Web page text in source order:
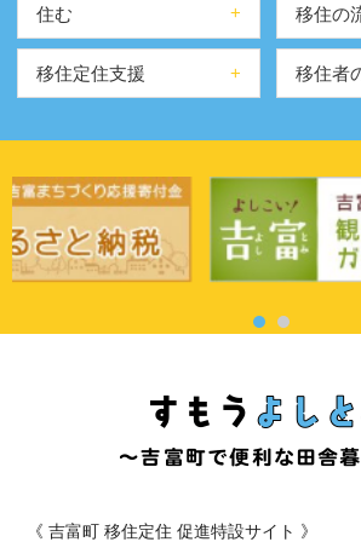
住む 移住の
移住定住支援 移住者
《吉富町 移住定住 促進特設サイト 》